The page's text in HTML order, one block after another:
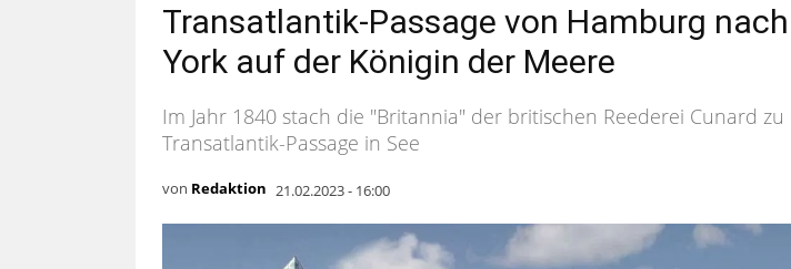
Transatlantik-Passage von Hamburg
York auf der Königin der Meere
Im Jahr 1840 stach die "Britannia" der britischen Reederei Cunard
Transatlantik-Passage in See
von Redaktion 21.02.2023 - 16:00